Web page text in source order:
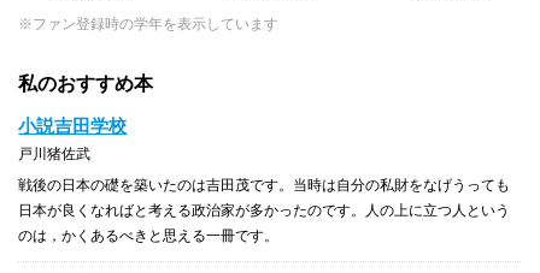
※ファン登録時の学年を表示しています
私のおすすめ本
小説吉田学校
戸川猪佐武
戦後の日本の礎を築いたのは吉田茂です。当時は自分の私財をなげうっても
日本が良くなればと考える政治家が多かったのです。人の上に立つ人という
のは，かくあるべきと思える一冊です。